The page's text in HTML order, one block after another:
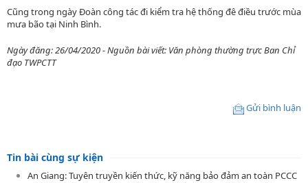
Cũng trong ngày Đoàn công tác đi kiểm tra hệ thống đê điều trước mùa
mưa bão tại Ninh Bình.
Ngày đăng: 26/04/2020 - Nguồn bài viết: Văn phòng thường trực Ban Chỉ
đạo TWPCTT
Gửi bình luận
Tin bài cùng sự kiện
An Giang: Tuyên truyền kiến thức, kỹ năng bảo đảm an toàn PCCC